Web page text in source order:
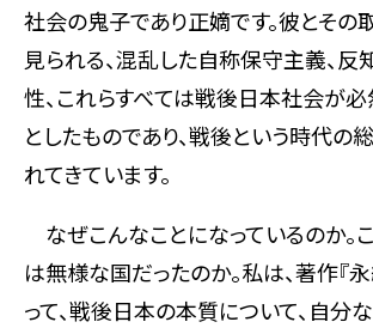
社会の鬼子であり正嫡です。彼とその
見られる、混乱した自称保守主義、反
性、これらすべては戦後日本社会が
としたものであり、戦後という時代の
れてきています。
なぜこんなことになっているのか。
は無様な国だったのか。私は、著作『
って、戦後日本の本質について、自分